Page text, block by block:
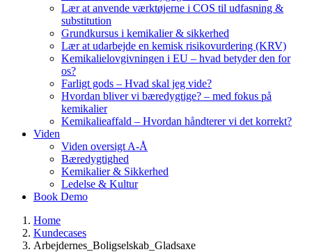
Lær at anvende værktøjerne i COS til udfasning &
substitution
Grundkursus i kemikalier & sikkerhed
Lær at udarbejde en kemisk risikovurdering (KRV)
Kemikalielovgivningen i EU – hvad betyder den for
os?
Farligt gods – Hvad skal jeg vide?
Hvordan bliver vi bæredygtige? – med fokus på
kemikalier
Kemikalieaffald – Hvordan håndterer vi det korrekt?
Viden
Viden oversigt A-Å
Bæredygtighed
Kemikalier & Sikkerhed
Ledelse & Kultur
Book Demo
Home
Kundecases
Arbejdernes_Boligselskab_Gladsaxe